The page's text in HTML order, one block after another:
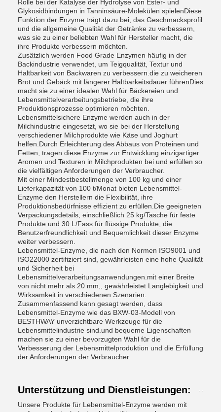
Rolle bei der Katalyse der Hydrolyse von Ester- und
Glykosidbindungen in Tanninsäure-Molekülen spielenDiese
Funktion der Enzyme trägt dazu bei, das Geschmacksprofil
und die allgemeine Qualität der Getränke zu verbessern,
was sie zu einer beliebten Wahl für Hersteller macht, die
ihre Produkte verbessern möchten.
Zusätzlich werden Food Grade Enzymen häufig in der
Backindustrie verwendet, um Teigqualität, Textur und
Haltbarkeit von Backwaren zu verbessern.die zu weicheren
Brot und Gebäck mit längerer Haltbarkeitsdauer führenDies
macht sie zu einer idealen Wahl für Bäckereien und
Lebensmittelverarbeitungsbetriebe, die ihre
Produktionsprozesse optimieren möchten.
Lebensmittelsichere Enzyme werden auch in der
Milchindustrie eingesetzt, wo sie bei der Herstellung
verschiedener Milchprodukte wie Käse und Joghurt
helfen.Durch Erleichterung des Abbaus von Proteinen und
Fetten, tragen diese Enzyme zur Entwicklung einzigartiger
Aromen und Texturen in Milchprodukten bei und erfüllen so
die vielfältigen Anforderungen der Verbraucher.
Mit einer Mindestbestellmenge von 100 kg und einer
Lieferkapazität von 100 t/Monat bieten Lebensmittel-
Enzyme den Herstellern die Flexibilität, ihre
Produktionsbedürfnisse effizient zu erfüllen.Die geeigneten
Verpackungsdetails, einschließlich 25 kg/Tasche für feste
Produkte und 30 L/Fass für flüssige Produkte, die
Benutzerfreundlichkeit und Bequemlichkeit dieser Enzyme
weiter verbessern.
Lebensmittel-Enzyme, die nach den Normen ISO9001 und
ISO22000 zertifiziert sind, gewährleisten eine hohe Qualität
und Sicherheit bei
Lebensmittelverarbeitungsanwendungen.mit einer Breite
von nicht mehr als 20 mm,, gewährleistet Langlebigkeit und
Wirksamkeit in verschiedenen Szenarien.
Zusammenfassend kann gesagt werden, dass
Lebensmittel-Enzyme wie das BXW-03-Modell von
BESTHWAY unverzichtbare Werkzeuge für die
Lebensmittelindustrie sind.und bequeme Eigenschaften
machen sie zu einer bevorzugten Wahl für die
Verbesserung der Lebensmittelproduktion und die Erfüllung
der Anforderungen der Verbraucher.
Unterstützung und Dienstleistungen:
Unsere Produkte für Lebensmittel-Enzyme werden mit